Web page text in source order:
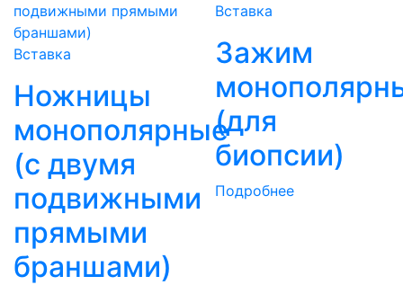
Вставка
Ножницы
монополярные
(с двумя
подвижными
прямыми
браншами)
Вставка
Зажим
(для
биопсии)
Подробнее